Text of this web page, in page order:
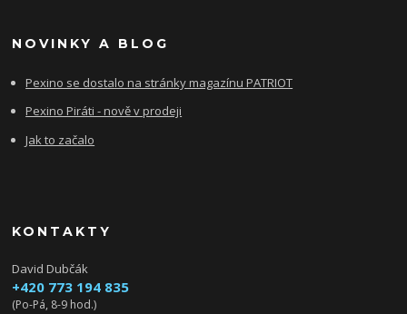
NOVINKY A BLOG
Pexino se dostalo na stránky magazínu PATRIOT
Pexino Piráti - nově v prodeji
Jak to začalo
KONTAKTY
David Dubčák
+420 773 194 835
(Po-Pá, 8-9 hod.)